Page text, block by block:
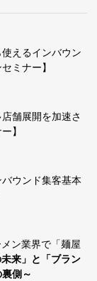
使えるインバウン
ミナー】
舗展開を加速さ
】
バウンド集客基本
メン業界で「麺屋
来」と「ブラン
側～